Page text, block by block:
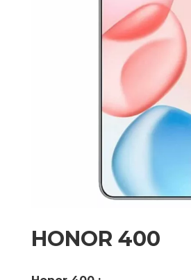
HONOR 400